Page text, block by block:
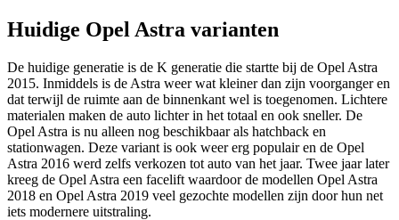
Huidige Opel Astra varianten
De huidige generatie is de K generatie die startte bij de Opel Astra
2015. Inmiddels is de Astra weer wat kleiner dan zijn voorganger en
dat terwijl de ruimte aan de binnenkant wel is toegenomen. Lichtere
materialen maken de auto lichter in het totaal en ook sneller. De
Opel Astra is nu alleen nog beschikbaar als hatchback en
stationwagen. Deze variant is ook weer erg populair en de Opel
Astra 2016 werd zelfs verkozen tot auto van het jaar. Twee jaar later
kreeg de Opel Astra een facelift waardoor de modellen Opel Astra
2018 en Opel Astra 2019 veel gezochte modellen zijn door hun net
iets modernere uitstraling.